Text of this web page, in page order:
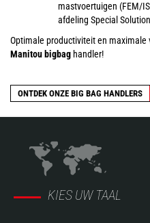
mastvoertuigen (FEM/
afdeling Special
Optimale productiviteit en
Manitou bigbag handler!
ONTDEK ONZE BIG BAG HANDLERS
KIES UW TAAL